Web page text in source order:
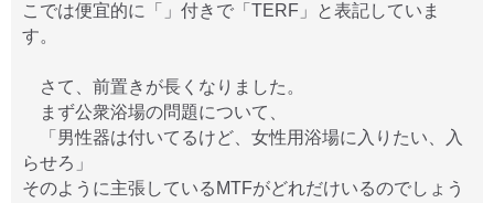
こでは便宜的に「」付きで「TERF」と表記していま
す。
さて、前置きが長くなりました。
まず公衆浴場の問題について、
「男性器は付いてるけど、女性用浴場に入りたい、入
らせろ」
そのように主張しているMTFがどれだけいるのでしょう